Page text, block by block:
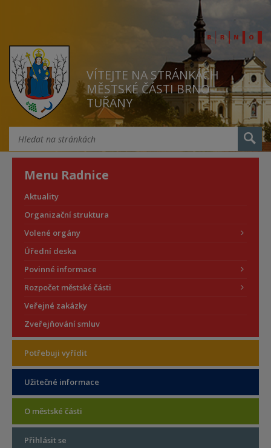
VÍTEJTE NA STRÁNKÁCH
MĚSTSKÉ ČÁSTI BRNO
TUŘANY
Menu Radnice
Aktuality
Organizační struktura
Volené orgány
Úřední deska
Povinné informace
Rozpočet městské části
Veřejné zakázky
Zveřejňování smluv
Potřebuji vyřídit
Užitečné informace
O městské části
Přihlásit se